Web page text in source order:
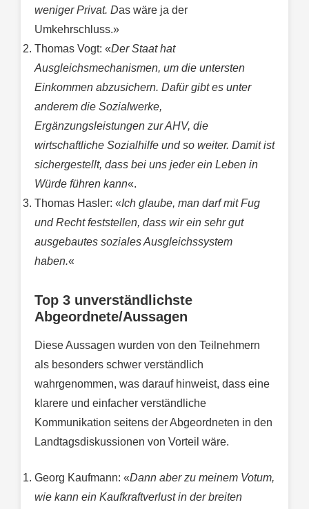
weniger Privat. Das wäre ja der
Umkehrschluss.»
Thomas Vogt: «Der Staat hat
Ausgleichsmechanismen, um die untersten
Einkommen abzusichern. Dafür gibt es unter
anderem die Sozialwerke,
Ergänzungsleistungen zur AHV, die
wirtschaftliche Sozialhilfe und so weiter. Damit ist
sichergestellt, dass bei uns jeder ein Leben in
Würde führen kann«.
Thomas Hasler: «Ich glaube, man darf mit Fug
und Recht feststellen, dass wir ein sehr gut
ausgebautes soziales Ausgleichssystem
haben.«
Top 3 unverständlichste
Abgeordnete/Aussagen
Diese Aussagen wurden von den Teilnehmern
als besonders schwer verständlich
wahrgenommen, was darauf hinweist, dass eine
klarere und einfacher verständliche
Kommunikation seitens der Abgeordneten in den
Landtagsdiskussionen von Vorteil wäre.
Georg Kaufmann: «Dann aber zu meinem Votum,
wie kann ein Kaufkraftverlust in der breiten